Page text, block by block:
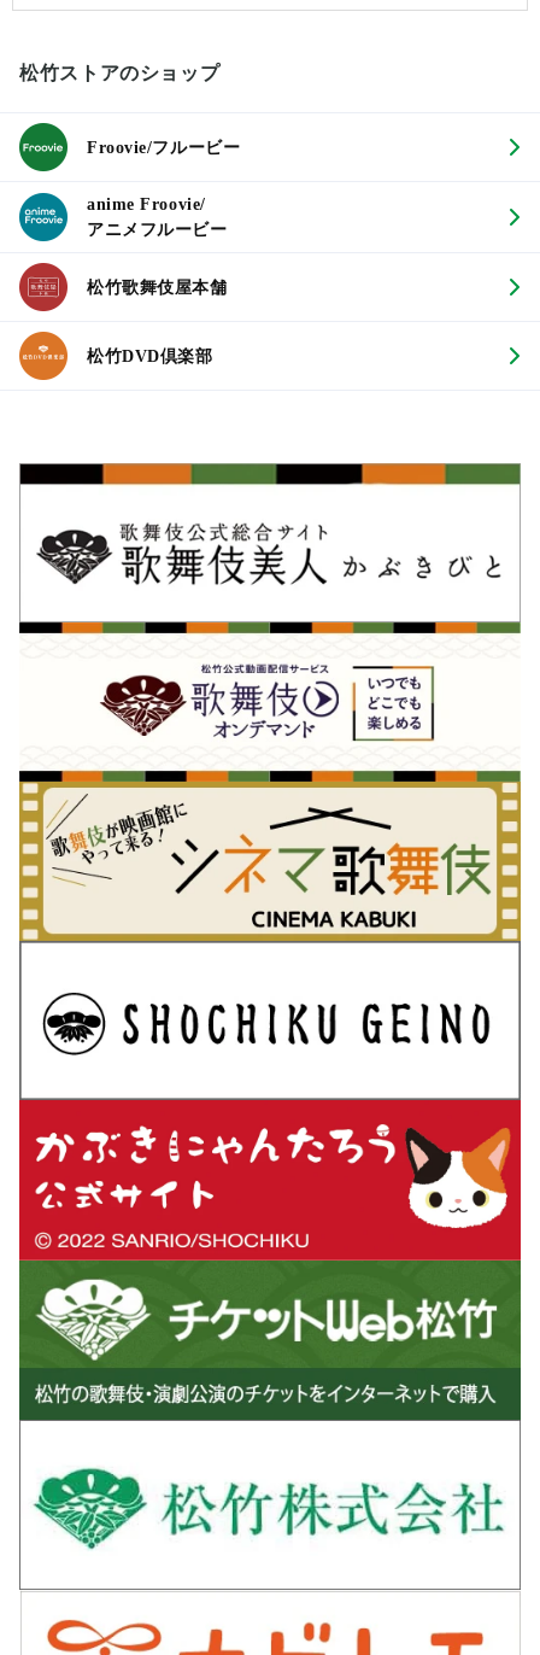
松竹ストアのショップ
Froovie/フルービー
anime Froovie/
アニメフルービー
松竹歌舞伎屋本舗
松竹DVD倶楽部